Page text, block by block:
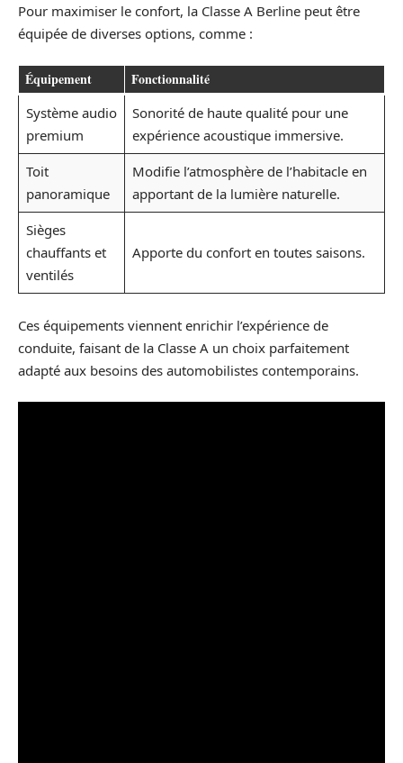
Pour maximiser le confort, la Classe A Berline peut être
équipée de diverses options, comme :
Équipement Fonctionnalité
Système audio
premium
Sonorité de haute qualité pour une
expérience acoustique immersive.
Toit
panoramique
Modifie l’atmosphère de l’habitacle en
apportant de la lumière naturelle.
Sièges
chauffants et
ventilés
Apporte du confort en toutes saisons.
Ces équipements viennent enrichir l’expérience de
conduite, faisant de la Classe A un choix parfaitement
adapté aux besoins des automobilistes contemporains.